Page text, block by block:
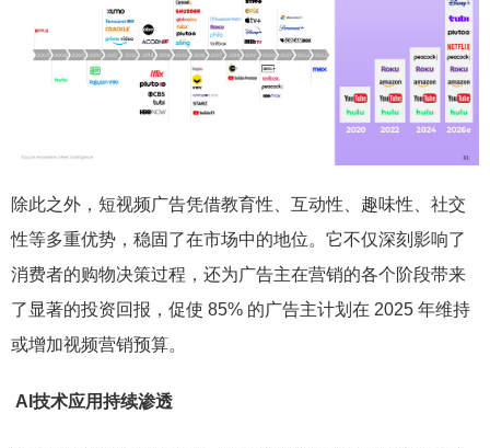
除此之外，短视频广告凭借教育性、互动性、趣味性、社交
性等多重优势，稳固了在市场中的地位。它不仅深刻影响了
消费者的购物决策过程，还为广告主在营销的各个阶段带来
了显著的投资回报，促使 85% 的广告主计划在 2025 年维持
或增加视频营销预算。
AI技术应用持续渗透